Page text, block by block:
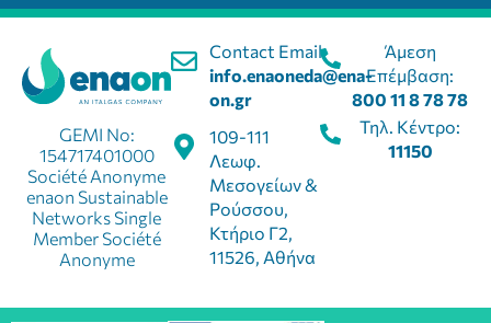
Contact Email:
info.enaoneda@ena-
on.gr
109-111
Λεωφ.
Μεσογείων &
Ρούσσου,
Κτήριο Γ2,
11526, Αθήνα
GEMI No:
154717401000
Société Anonyme
enaon Sustainable
Networks Single
Member Société
Anonyme
Άμεση
Επέμβαση:
800 11 8 78 78
Τηλ. Κέντρο:
11150